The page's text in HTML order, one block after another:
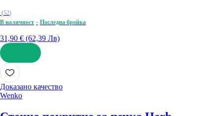
(52)
В наличност
Последна бройка
31,90 € (62,39 Лв)
ДОБАВИ
Доказано качество
Wenko